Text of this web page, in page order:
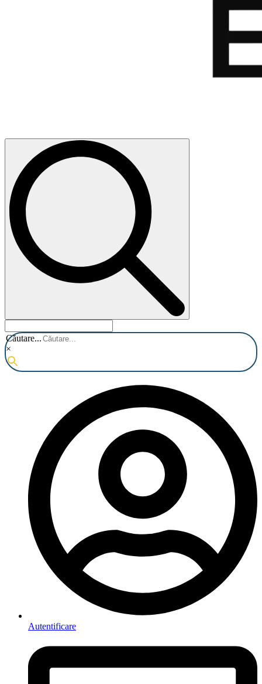
Search
Căutare...
×
Autentificare